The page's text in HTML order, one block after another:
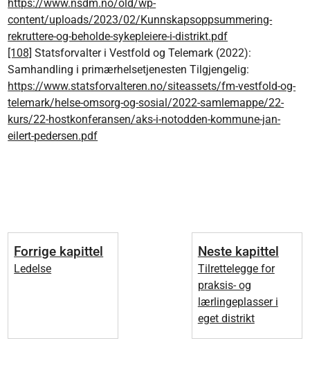
https://www.nsdm.no/old/wp-
content/uploads/2023/02/Kunnskapsoppsummering-
rekruttere-og-beholde-sykepleiere-i-distrikt.pdf
[108] Statsforvalter i Vestfold og Telemark (2022):
Samhandling i primærhelsetjenesten Tilgjengelig:
https://www.statsforvalteren.no/siteassets/fm-vestfold-og-
telemark/helse-omsorg-og-sosial/2022-samlemappe/22-
kurs/22-hostkonferansen/aks-i-notodden-kommune-jan-
eilert-pedersen.pdf
Forrige kapittel
Ledelse
Neste kapittel
Tilrettelegge for
praksis- og
lærlingeplasser i
eget distrikt